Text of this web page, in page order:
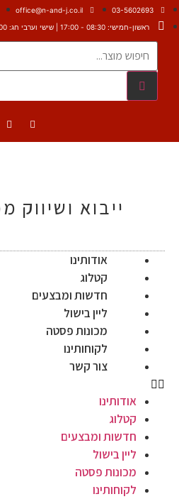
03-5602693
office@n-and-j.co.il
ראשון-חמישי: 08:30 - 17:00 | שישי וערבי חג: 09:00:-12:00
ייבוא ושיווק
אודותינו
קטלוג
חדשות ומבצעים
ליין בישול
מכונות פסטה
לקוחותינו
צור קשר
אודותינו
קטלוג
חדשות ומבצעים
ליין בישול
מכונות פסטה
לקוחותינו